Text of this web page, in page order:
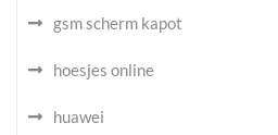
gsm scherm kapot
hoesjes online
huawei